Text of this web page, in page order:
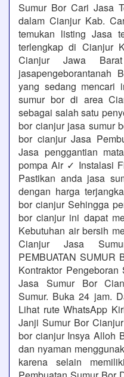
Sumur Bor Cari Jasa
dalam Cianjur Kab.
temukan listing Jasa
terlengkap di Cianjur
Cianjur Jawa
jasapengeborantanah
yang sedang mencari
sumur bor di area
sebagai salah satu
bor cianjur jasa sumur
bor cianjur Jasa
Jasa penggantian
pompa Air ✓ Instalasi
Pastikan anda jasa
dengan harga
bor cianjur Sehingga
bor cianjur ini dapat
Kebutuhan air bersih
Cianjur Jasa
PEMBUATAN SUMUR
Kontraktor
Jasa Sumur Bor
Sumur. Buka 24 jam.
Lihat rute WhatsApp
Janji Sumur Bor
bor cianjur Insya Alloh
dan nyaman
karena selain